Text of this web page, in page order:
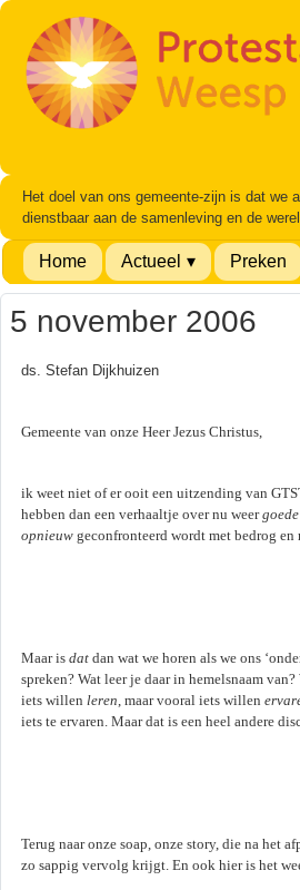
Het doel van ons gemeente-zijn is dat we
dienstbaar aan de samenleving en de
Home Actueel Preken
5 november 2006
ds. Stefan Dijkhuizen
Gemeente van onze Heer Jezus Christus,
ik weet niet of er ooit een uitzending van
hebben dan een verhaaltje over nu weergoede
opnieuw geconfronteerd wordt met bedrog
Maar is dat dan wat we horen als we ons
spreken? Wat leer je daar in hemelsnaam
iets willen leren, maar vooral iets willen
iets te ervaren. Maar dat is een heel andere
Terug naar onze soap, onze story, die na het
zo sappig vervolg krijgt. En ook hier is het